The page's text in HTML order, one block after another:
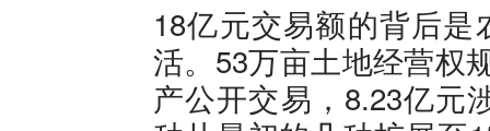
18亿元交易额的背后是
活。53万亩土地经营权
产公开交易，8.23亿元